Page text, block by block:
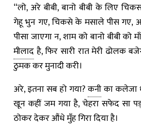
“लो, अरे बीबी, बानो बीबी के लिए
गेहू भुन गए, चिकसे के मसाले पीस गए,
पीसा जाएगा न, शाम को बानो बीबी को
मीलाद है, फिर सारी रात मेरी ढोलक
ठुमक कर मुनादी करी।
अरे, इतना सब हो गया?कनीका कलेजा
खून कहीं जम गया है, चेहरा सफेद सा
ठोकर देकर औंधे मुँह गिरा दिया है।